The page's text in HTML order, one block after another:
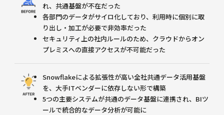
れ、共通基盤が不在だった
各部門のデータがサイロ化しており、利用時に個別に取
り出し・加工が必要で非効率だった
セキュリティ上の社内ルールのため、クラウドからオン
プレミスへの直接アクセスが不可能だった
Snowflakeによる拡張性が高い全社共通データ活用基盤
を、大手ITベンダーに依存しない形で構築
5つの主要システムが共通のデータ基盤に連携され、BIツ
ールで統合的なデータ分析が可能に